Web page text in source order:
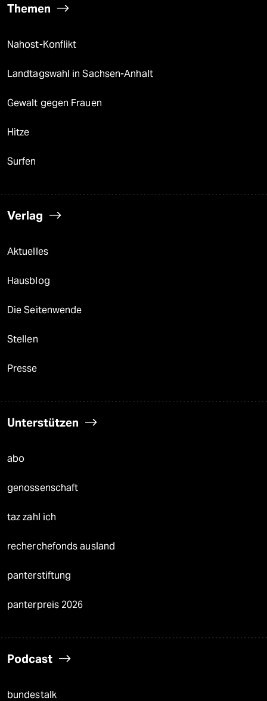
Themen
Nahost-Konflikt
Landtagswahl in Sachsen-Anhalt
Gewalt gegen Frauen
Hitze
Surfen
Verlag
Aktuelles
Hausblog
Die Seitenwende
Stellen
Presse
Unterstützen
abo
genossenschaft
taz zahl ich
recherchefonds ausland
panterstiftung
panterpreis 2026
Podcast
bundestalk